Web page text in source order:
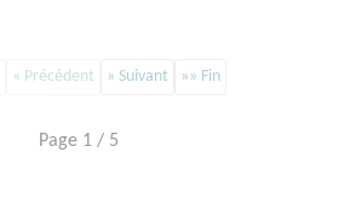
« Précédent » Suivant »» Fin
Page 1 / 5